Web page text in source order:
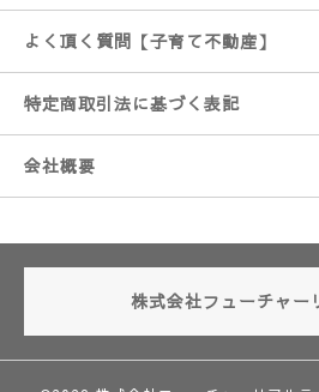
よく頂く質問【子育て不動産】
特定商取引法に基づく表記
会社概要
株式会社フューチャー